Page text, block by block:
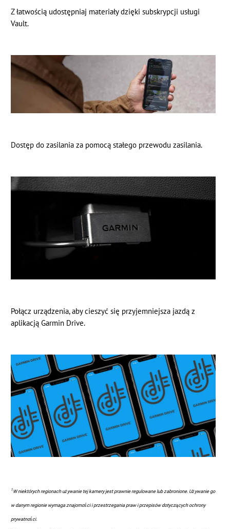
Z łatwością udostępniaj materiały dzięki subskrypcji usługi
Vault.
Dostęp do zasilania za pomocą stałego przewodu zasilania.
Połącz urządzenia, aby cieszyć się przyjemniejsza jazdą z
aplikacją Garmin Drive.
1W niektórych regionach używanie tej kamery jest prawnie regulowane lub zabronione. Używanie go
w danym regionie wymaga znajomości i przestrzegania praw i przepisów dotyczących ochrony
prywatności.